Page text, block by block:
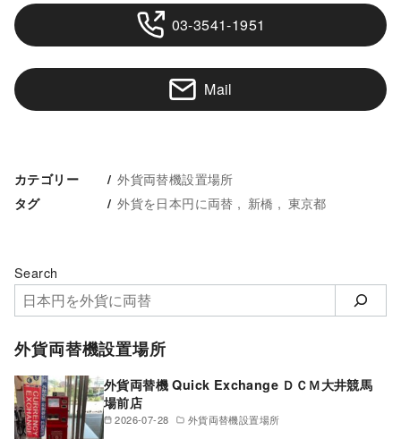
03-3541-1951
Mail
カテゴリー 外貨両替機設置場所
タグ 外貨を日本円に両替 新橋 東京都
Search
外貨両替機設置場所
2026-07-28 外貨両替機設置場所
外貨両替機 Quick Exchange ＤＣＭ大井競馬
場前店